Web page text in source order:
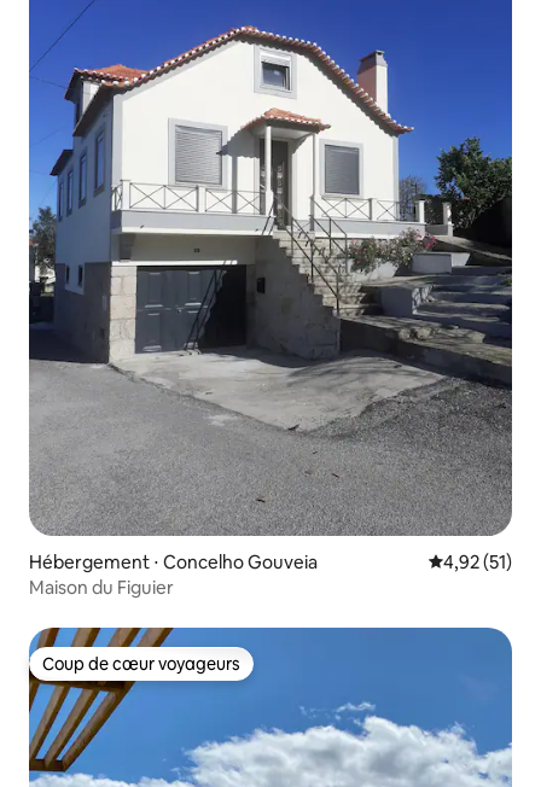
Hébergement ⋅ Concelho Gouveia Évaluation
4,92 (51)
Maison du Figuier
Coup de cœur voyageurs
Coup de cœur voyageurs